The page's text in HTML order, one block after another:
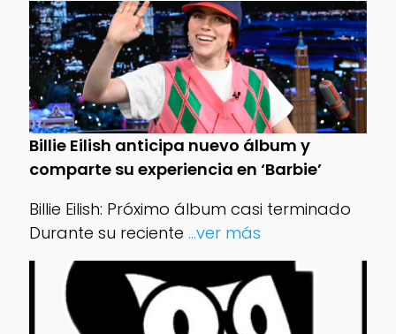
Billie Eilish anticipa nuevo álbum y
comparte su experiencia en ‘Barbie’
Billie Eilish: Próximo álbum casi terminado
Durante su reciente ...ver más